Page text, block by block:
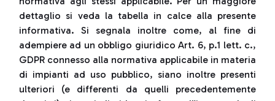
dettaglio si veda la tabella in calce alla presente
informativa. Si segnala inoltre come, al fine di
adempiere ad un obbligo giuridico Art. 6, p.1 lett. c.,
GDPR connesso alla normativa applicabile in materia
di impianti ad uso pubblico, siano inoltre presenti
ulteriori (e differenti da quelli precedentemente